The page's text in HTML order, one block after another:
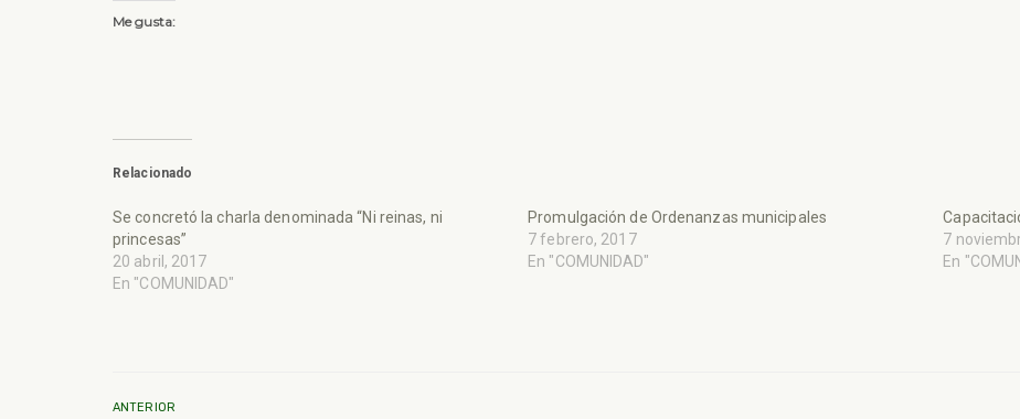
Me gusta:
Relacionado
Se concretó la charla denominada “Ni reinas, ni
princesas”
20 abril, 2017
En "COMUNIDAD"
Promulgación de Ordenanzas municipales
7 febrero, 2017
En "COMUNIDAD"
7
En
ANTERIOR